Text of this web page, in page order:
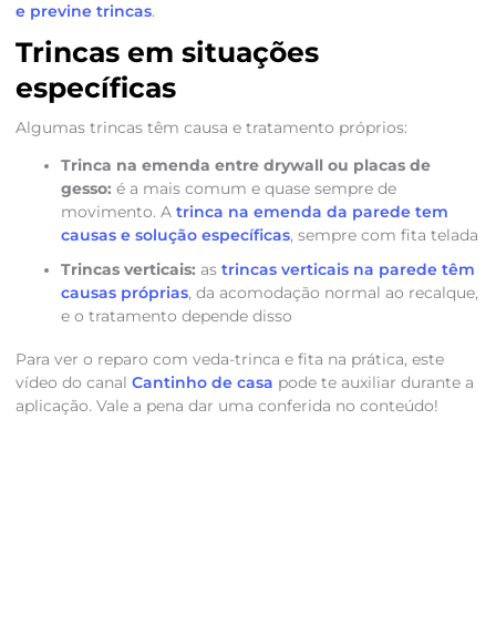
e previne trincas.
Trincas em situações
específicas
Algumas trincas têm causa e tratamento próprios:
Trinca na emenda entre drywall ou placas de
gesso: é a mais comum e quase sempre de
movimento. A trinca na emenda da parede tem
causas e solução específicas, sempre com fita telada
Trincas verticais: as trincas verticais na parede têm
causas próprias, da acomodação normal ao recalque,
e o tratamento depende disso
Para ver o reparo com veda-trinca e fita na prática, este
vídeo do canal Cantinho de casa pode te auxiliar durante a
aplicação. Vale a pena dar uma conferida no conteúdo!